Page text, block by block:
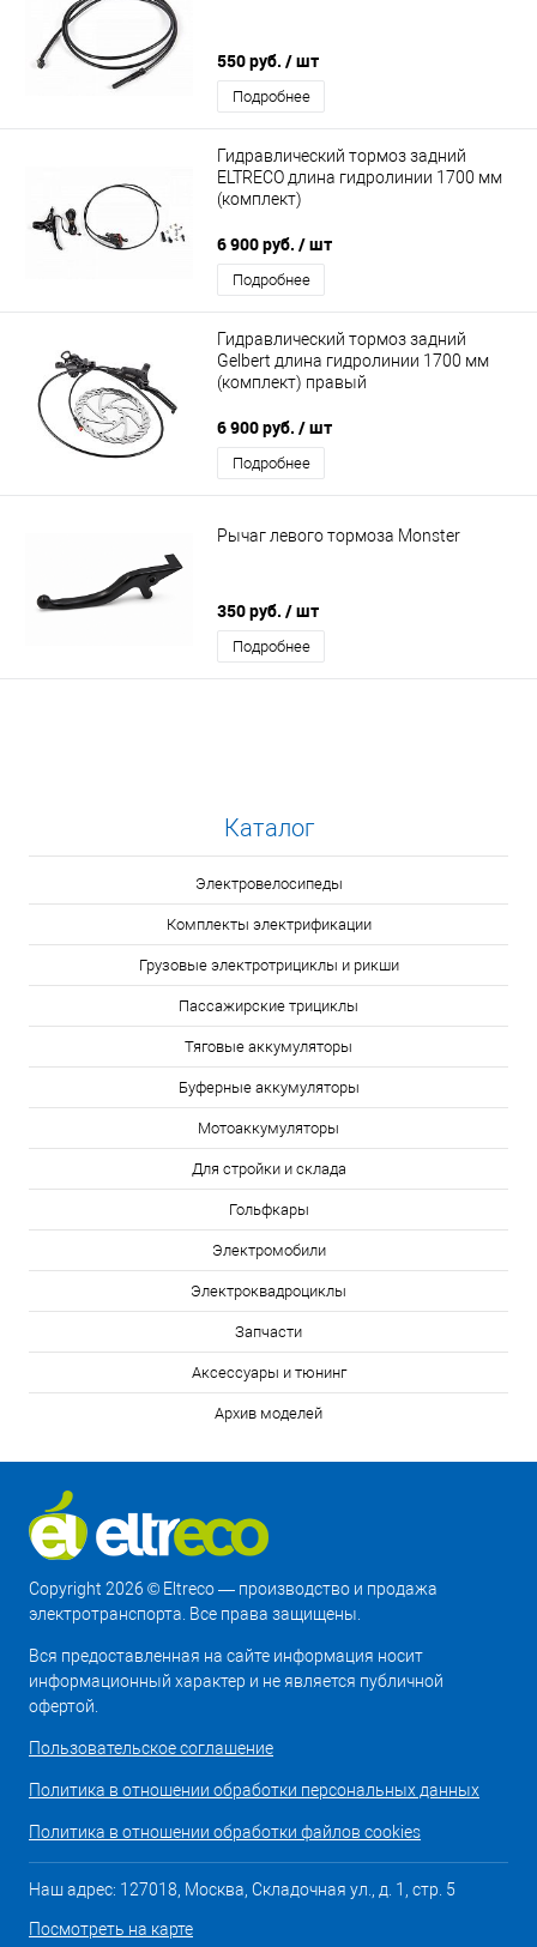
550 руб. / шт
Подробнее
Гидравлический тормоз задний
ELTRECO длина гидролинии 1700 мм
(комплект)
6 900 руб. / шт
Подробнее
Гидравлический тормоз задний
Gelbert длина гидролинии 1700 мм
(комплект) правый
6 900 руб. / шт
Подробнее
Рычаг левого тормоза Monster
350 руб. / шт
Подробнее
Каталог
Электровелосипеды
Комплекты электрификации
Грузовые электротрициклы и рикши
Пассажирские трициклы
Тяговые аккумуляторы
Буферные аккумуляторы
Мотоаккумуляторы
Для стройки и склада
Гольфкары
Электромобили
Электроквадроциклы
Запчасти
Аксессуары и тюнинг
Архив моделей
Copyright 2026 © Eltreco — производство и продажа
электротранспорта. Все права защищены.
Вся предоставленная на сайте информация носит
информационный характер и не является публичной
офертой.
Пользовательское соглашение
Политика в отношении обработки персональных данных
Политика в отношении обработки файлов cookies
Наш адрес: 127018, Москва, Складочная ул., д. 1, стр. 5
Посмотреть на карте